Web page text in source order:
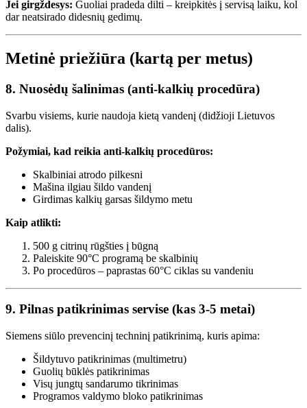
Jei girgždesys: Guoliai pradeda dilti – kreipkitės į servisą laiku, kol
dar neatsirado didesnių gedimų.
Metinė priežiūra (kartą per metus)
8. Nuosėdų šalinimas (anti-kalkių procedūra)
Svarbu visiems, kurie naudoja kietą vandenį (didžioji Lietuvos
dalis).
Požymiai, kad reikia anti-kalkių procedūros:
Skalbiniai atrodo pilkesni
Mašina ilgiau šildo vandenį
Girdimas kalkių garsas šildymo metu
Kaip atlikti:
500 g citrinų rūgšties į būgną
Paleiskite 90°C programą be skalbinių
Po procedūros – paprastas 60°C ciklas su vandeniu
9. Pilnas patikrinimas servise (kas 3-5 metai)
Siemens siūlo prevencinį techninį patikrinimą, kuris apima:
Šildytuvo patikrinimas (multimetru)
Guolių būklės patikrinimas
Visų jungtų sandarumo tikrinimas
Programos valdymo bloko patikrinimas